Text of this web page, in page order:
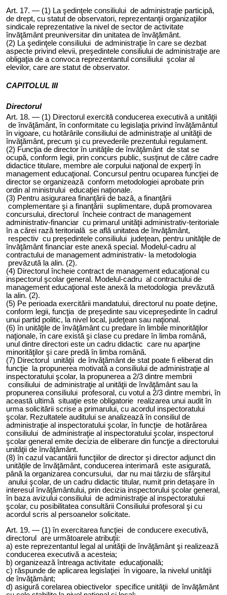
Art. 17. — (1) La şedinţele consiliului de administraţie participă,
de drept, cu statut de observatori, reprezentanţii organizaţiilor
sindicale reprezentative la nivel de sector de activitate
învăţământ preuniversitar din unitatea de învăţământ.
(2) La şedinţele consiliului de administraţie în care se dezbat
aspecte privind elevii, preşedintele consiliului de administraţie are
obligaţia de a convoca reprezentantul consiliului şcolar al
elevilor, care are statut de observator.
CAPITOLUL III
Directorul
Art. 18. — (1) Directorul exercită conducerea executivă a unităţii
de învăţământ, în conformitate cu legislaţia privind învăţământul
în vigoare, cu hotărârile consiliului de administraţie al unităţii de
învăţământ, precum şi cu prevederile prezentului regulament.
(2) Funcţia de director în unităţile de învăţământ de stat se
ocupă, conform legii, prin concurs public, susţinut de către cadre
didactice titulare, membre ale corpului naţional de experţi în
management educaţional. Concursul pentru ocuparea funcţiei de
director se organizează conform metodologiei aprobate prin
ordin al ministrului educaţiei naţionale.
(3) Pentru asigurarea finanţării de bază, a finanţării
complementare şi a finanţării suplimentare, după promovarea
concursului, directorul încheie contract de management
administrativ-financiar cu primarul unităţii administrativ-teritoriale
în a cărei rază teritorială se află unitatea de învăţământ,
respectiv cu preşedintele consiliului judeţean, pentru unităţile de
învăţământ financiar este anexă special. Modelul-cadru al
contractului de management administrativ- la metodologia
prevăzută la alin. (2).
(4) Directorul încheie contract de management educaţional cu
inspectorul şcolar general. Modelul-cadru al contractului de
management educaţional este anexă la metodologia prevăzută
la alin. (2).
(5) Pe perioada exercitării mandatului, directorul nu poate deţine,
conform legii, funcţia de preşedinte sau vicepreşedinte în cadrul
unui partid politic, la nivel local, judeţean sau naţional.
(6) în unităţile de învăţământ cu predare în limbile minorităţilor
naţionale, în care există şi clase cu predare în limba română,
unul dintre directori este un cadru didactic care nu aparţine
minorităţilor şi care predă în limba română.
(7) Directorul unităţii de învăţământ de stat poate fi eliberat din
funcţie la propunerea motivată a consiliului de administraţie al
inspectoratului şcolar, la propunerea a 2/3 dintre membrii
consiliului de administraţie al unităţii de învăţământ sau la
propunerea consiliului profesoral, cu votul a 2/3 dintre membri, în
această ultimă situaţie este obligatorie realizarea unui audit în
urma solicitării scrise a primarului, cu acordul inspectoratului
şcolar. Rezultatele auditului se analizează în consiliul de
administraţie al inspectoratului şcolar, în funcţie de hotărârea
consiliului de administraţie al inspectoratului şcolar, inspectorul
şcolar general emite decizia de eliberare din funcţie a directorului
unităţii de învăţământ.
(8) în cazul vacantării funcţiilor de director şi director adjunct din
unităţile de învăţământ, conducerea interimară este asigurată,
până la organizarea concursului, dar nu mai târziu de sfârşitul
anului şcolar, de un cadru didactic titular, numit prin detaşare în
interesul învăţământului, prin decizia inspectorului şcolar general,
în baza avizului consiliului de administraţie al inspectoratului
şcolar, cu posibilitatea consultării Consiliului profesoral şi cu
acordul scris al persoanelor solicitate.
Art. 19. — (1) în exercitarea funcţiei de conducere executivă,
directorul are următoarele atribuţii:
a) este reprezentantul legal al unităţii de învăţământ şi realizează
conducerea executivă a acesteia;
b) organizează întreaga activitate educaţională;
c) răspunde de aplicarea legislaţiei în vigoare, la nivelul unităţii
de învăţământ;
d) asigură corelarea obiectivelor specifice unităţii de învăţământ